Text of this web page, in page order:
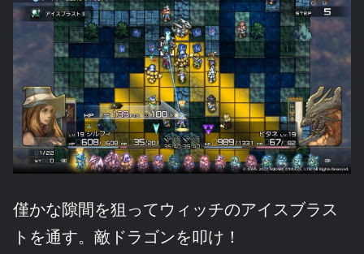
僅かな隙間を狙ってウィッチのアイスブラス
トを通す。敵ドラゴンを叩け！